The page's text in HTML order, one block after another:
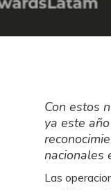
Con estos
ya este
nacionales
Las